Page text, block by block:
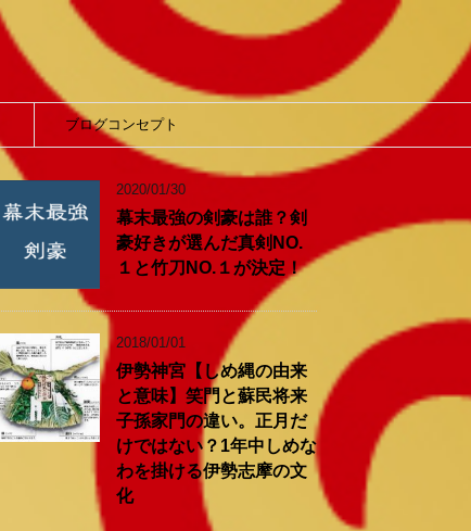
ブログコンセプト
2020/01/30
幕末最強の剣豪は誰？剣
豪好きが選んだ真剣NO.
１と竹刀NO.１が決定！
2018/01/01
伊勢神宮【しめ縄の由来
と意味】笑門と蘇民将来
子孫家門の違い。正月だ
けではない？1年中しめな
わを掛ける伊勢志摩の文
化